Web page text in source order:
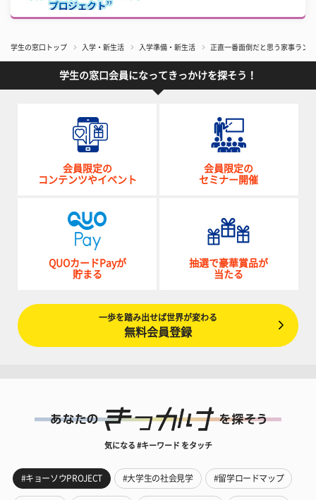
学生の窓口トップ 入学・新生活 入学準備・新生活 正直一番面倒だと思う家事ラン
学生の窓口会員になってきっかけを探そう！
会員限定の
コンテンツやイベント
会員限定の
セミナー開催
QUOカードPayが
貯まる
抽選で豪華賞品が
当たる
一歩を踏み出せば世界が変わる
無料会員登録
気になる #キーワード をタッチ
#キョーソウPROJECT #大学生の社会見学 #留学ロードマップ